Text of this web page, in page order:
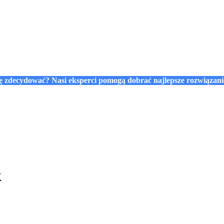
zdecydować? Nasi eksperci pomogą dobrać najlepsze